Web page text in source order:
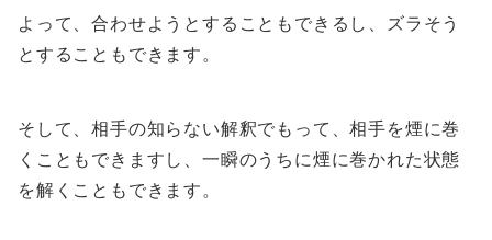
よって、合わせようとすることもできるし、ズラそう
とすることもできます。
そして、相手の知らない解釈でもって、相手を煙に巻
くこともできますし、一瞬のうちに煙に巻かれた状態
を解くこともできます。